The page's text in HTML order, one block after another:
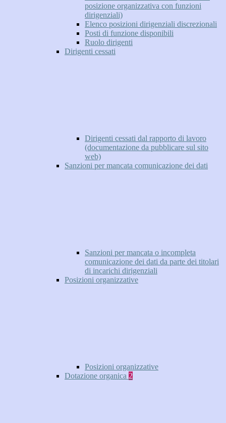
posizione organizzativa con funzioni
dirigenziali)
Elenco posizioni dirigenziali discrezionali
Posti di funzione disponibili
Ruolo dirigenti
Dirigenti cessati
Dirigenti cessati dal rapporto di lavoro
(documentazione da pubblicare sul sito
web)
Sanzioni per mancata comunicazione dei dati
Sanzioni per mancata o incompleta
comunicazione dei dati da parte dei titolari
di incarichi dirigenziali
Posizioni organizzative
Posizioni organizzative
Dotazione organica 2